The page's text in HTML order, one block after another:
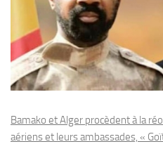
Bamako et Alger procèdent à la
aériens et leurs ambassades, «